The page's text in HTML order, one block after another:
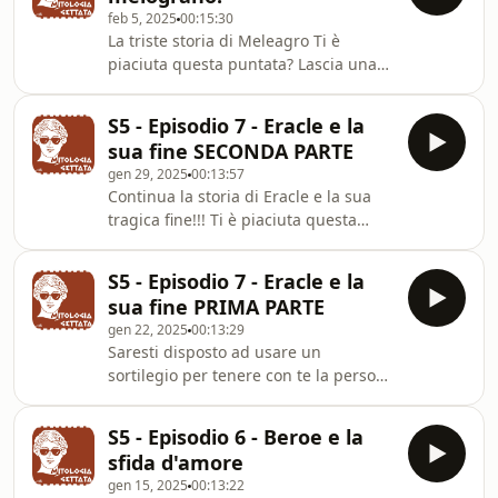
proporci i tuoi podcast o
sponsorizzare Mitologia Gettata?
scrivici una mail a:
info@agenzialookatme.comhttps://
di Manuela:
https://www.instagram.com/manume
feb 5, 2025 00:15:30
La triste storia di Meleagro Ti è
piaciuta questa puntata? Lascia una
collaborare con noi, proporci i tuoi
podcast o sponsorizzare Mitologia
Gettata? scrivici una mail a:
info@agenzialookatme.com
https://www.agenzialookatme.com
Instagram di Manuela:
https://www.instagram.com/manume9/
Cerchi il Gettabolario? eccolo:
https://fr.ti
S5 - Episodio 7 - Eracle e la
sua fine SECONDA PARTE
gen 29, 2025 00:13:57
Continua la storia di Eracle e la sua
tragica fine!!! Ti è piaciuta questa
alla puntata Vuoi collaborare con noi,
proporci i tuoi podcast o
sponsorizzare Mitologia Gettata?
scrivici una mail a:
info@agenzialookatme.com
https://www.agenzialookatme.com
Instagram di Manuela:
https://www.instagram.com/manume9/
Cerchi il Gettabola
S5 - Episodio 7 - Eracle e la
sua fine PRIMA PARTE
gen 22, 2025 00:13:29
Saresti disposto ad usare un
sortilegio per tenere con te la persona
Ti è piaciuta questa puntata? Lascia
una recensione su spotify, seguici e
scrivi un commento alla puntata Vuoi
S5 - Episodio 6 - Beroe e la
sfida d'amore
gen 15, 2025 00:13:22